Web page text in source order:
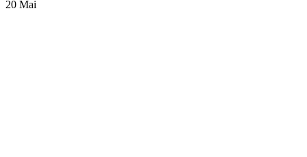
20 Mai